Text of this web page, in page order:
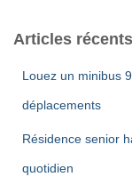
e
Articles récents
Louez un minibus
déplacements
Résidence senior
quotidien